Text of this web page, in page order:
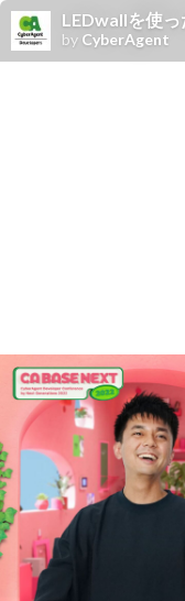
LEDwallを使
by CyberAgent